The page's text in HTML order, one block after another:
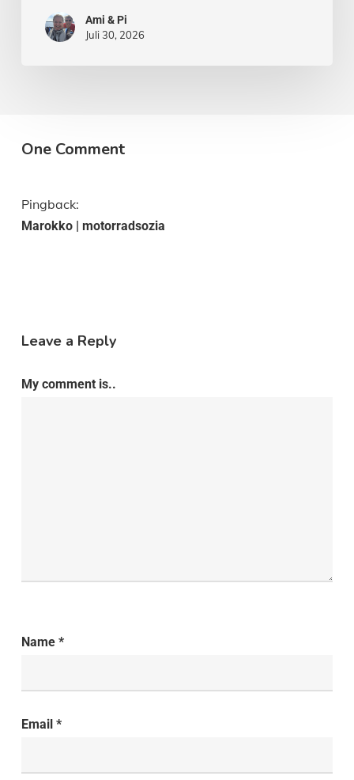
Ami & Pi
Juli 30, 2026
One Comment
Pingback:
Marokko | motorradsozia
Leave a Reply
My comment is..
Name *
Email *